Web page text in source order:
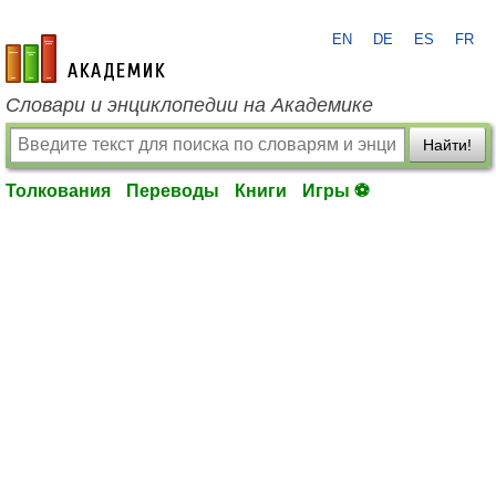
academic.ru
EN DE ES FR
Словари и энциклопедии на Академике
Найти!
Толкования Переводы Книги Игры ⚽